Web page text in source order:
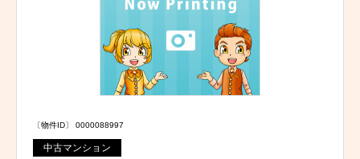
〔物件ID〕 0000088997
中古マンション